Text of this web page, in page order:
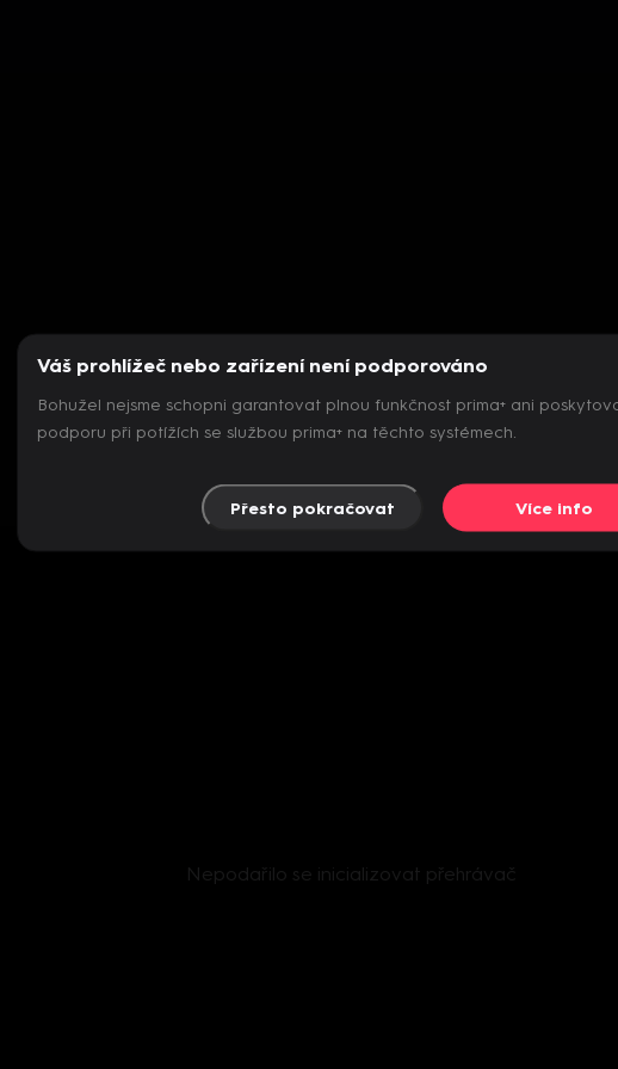
Nepodařilo se inicializovat přehrávač
Váš prohlížeč nebo zařízení není podporováno
Bohužel nejsme schopni garantovat plnou funkčnost prima+ ani
podporu při potížích se službou prima+ na těchto systémech.
Přesto pokračovat Více info